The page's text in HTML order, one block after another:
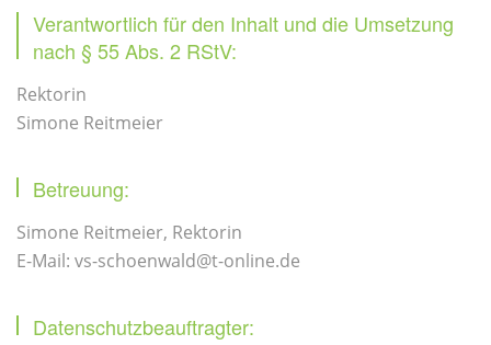
Verantwortlich für den Inhalt und die Umsetzung
nach § 55 Abs. 2 RStV:
Rektorin
Simone Reitmeier
Betreuung:
Simone Reitmeier, Rektorin
E-Mail: vs-schoenwald@t-online.de
Datenschutzbeauftragter: